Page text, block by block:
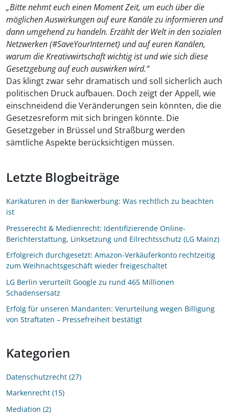
„Bitte nehmt euch einen Moment Zeit, um euch über die
möglichen Auswirkungen auf eure Kanäle zu informieren und
dann umgehend zu handeln. Erzählt der Welt in den sozialen
Netzwerken (#SaveYourInternet) und auf euren Kanälen,
warum die Kreativwirtschaft wichtig ist und wie sich diese
Gesetzgebung auf euch auswirken wird.“
Das klingt zwar sehr dramatisch und soll sicherlich auch
politischen Druck aufbauen. Doch zeigt der Appell, wie
einschneidend die Veränderungen sein könnten, die die
Gesetzesreform mit sich bringen könnte. Die
Gesetzgeber in Brüssel und Straßburg werden
sämtliche Aspekte berücksichtigen müssen.
Letzte Blogbeiträge
Karikaturen in der Bankwerbung: Was rechtlich zu beachten
ist
Presserecht & Medienrecht: Identifizierende Online-
Berichterstattung, Linksetzung und Eilrechtsschutz (LG Mainz)
Erfolgreich durchgesetzt: Amazon-Verkäuferkonto rechtzeitig
zum Weihnachtsgeschäft wieder freigeschaltet
LG Berlin verurteilt Google zu rund 465 Millionen
Schadensersatz
Erfolg für unseren Mandanten: Verurteilung wegen Billigung
von Straftaten – Pressefreiheit bestätigt
Kategorien
Datenschutzrecht 27
Markenrecht 15
Mediation 2